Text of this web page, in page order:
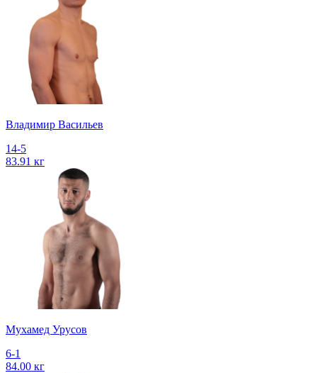
Владимир Васильев
14-5
83.91 кг
Мухамед Урусов
6-1
84.00 кг